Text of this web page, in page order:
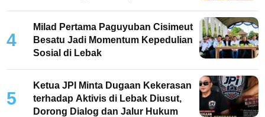
4
Milad Pertama Paguyuban Cisimeut
Besatu Jadi Momentum Kepedulian
Sosial di Lebak
5
Ketua JPI Minta Dugaan Kekerasan
terhadap Aktivis di Lebak Diusut,
Dorong Dialog dan Jalur Hukum